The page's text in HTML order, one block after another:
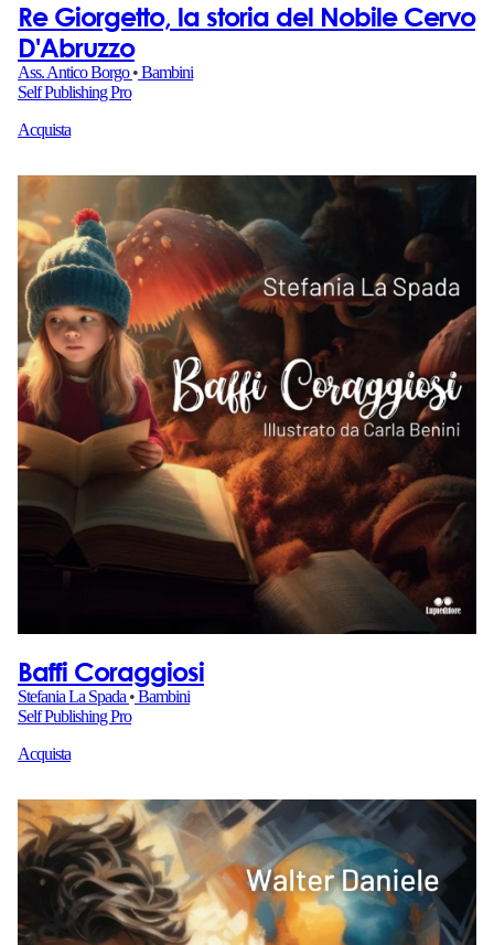
Re Giorgetto, la storia del Nobile Cervo
D'Abruzzo
Ass. Antico Borgo•Bambini
Self Publishing Pro
Acquista
Baffi Coraggiosi
Stefania La Spada •Bambini
Self Publishing Pro
Acquista